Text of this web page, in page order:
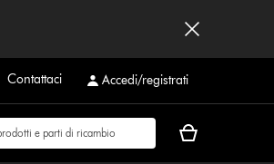
Contattaci Accedi/registrati
Il